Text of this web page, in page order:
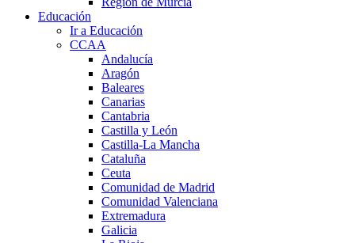
Educación
Ir a Educación
CCAA
Andalucía
Aragón
Baleares
Canarias
Cantabria
Castilla y León
Castilla-La Mancha
Cataluña
Ceuta
Comunidad de Madrid
Comunidad Valenciana
Extremadura
Galicia